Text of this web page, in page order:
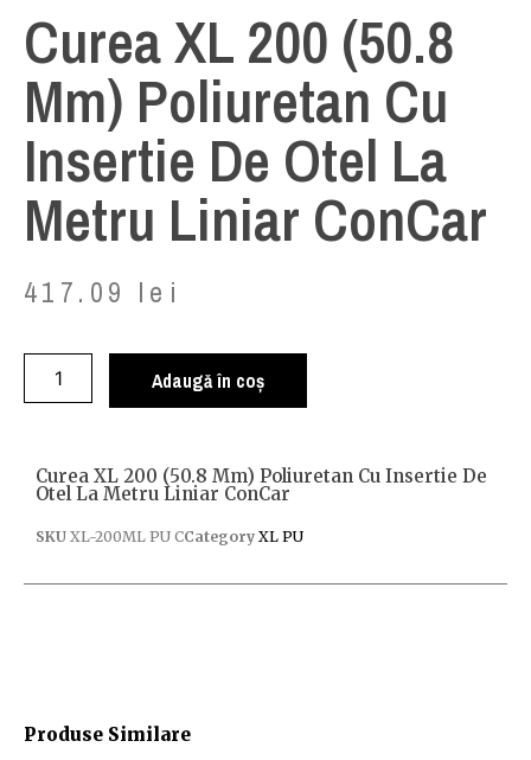
Curea XL 200 (50.8
Mm) Poliuretan Cu
Insertie De Otel La
Metru Liniar ConCar
417.09 lei
Adaugă în coș
Produse Similare
Curea XL 200 (50.8 Mm) Poliuretan Cu Insertie De
Otel La Metru Liniar ConCar
SKU XL-200ML PU CCategory XL PU